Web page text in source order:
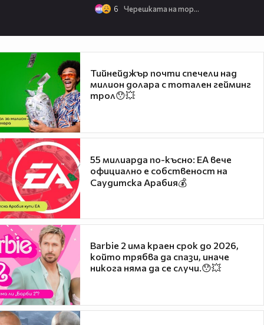
6 Черешката на тортата
Тийнейджър почти спечели над
милион долара с тотален гейминг
трол😯💥
55 милиарда по-късно: EA вече
официално е собственост на
Саудитска Арабия💰
Barbie 2 има краен срок до 2026,
който трябва да спази, иначе
никога няма да се случи.😯💥